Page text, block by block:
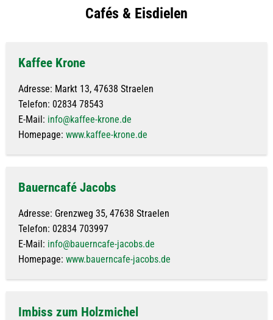
Eisdielen
Cafés & Eisdielen
Kaffee Krone
Adresse: Markt 13, 47638 Straelen
Telefon: 02834 78543
E-Mail: info@kaffee-krone.de
Homepage: www.kaffee-krone.de
Bauerncafé Jacobs
Adresse: Grenzweg 35, 47638 Straelen
Telefon: 02834 703997
E-Mail: info@bauerncafe-jacobs.de
Homepage: www.bauerncafe-jacobs.de
Imbiss zum Holzmichel